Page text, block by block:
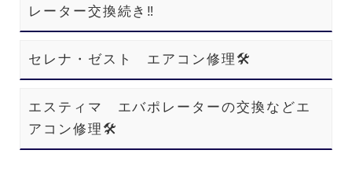
レーター交換続き‼️
セレナ・ゼスト エアコン修理🛠️
エスティマ エバポレーターの交換などエ
アコン修理🛠️